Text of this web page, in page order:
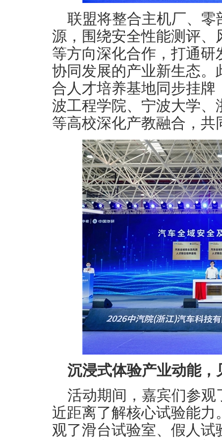
联盟将整合主机厂、
源，围绕安全性能测评
等方向深化合作，打通
协同发展的产业新生态
合人才培养基地同步挂
波工程学院、宁波大学
等高校深化产教融合，
沉浸式体验产业动能
活动期间，嘉宾们参
近距离了解核心试验能
观了滑台试验室、假人